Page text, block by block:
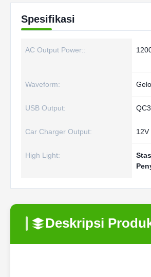
Spesifikasi
AC Output Power::
Waveform:
USB Output:
Car Charger Output: 12V
High Light:
Deskripsi